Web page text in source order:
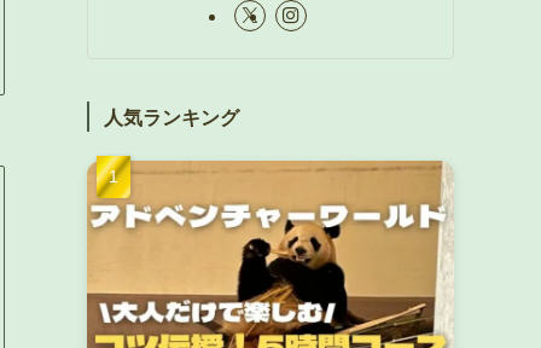
人気ランキング